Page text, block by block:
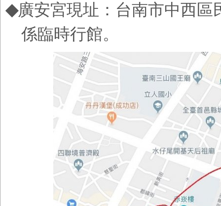
◆廣安宮現址： 台南市中西區
係臨時行館。